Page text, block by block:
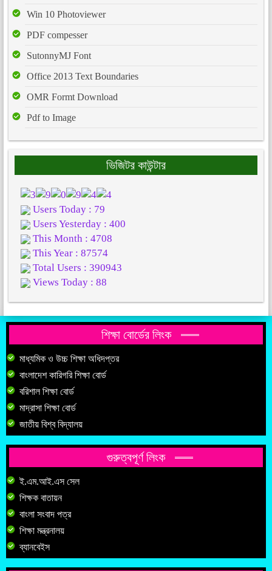
Win 10 Photoviewer
PDF compesser
SutonnyMJ Font
Office 2013 Text Boundaries
OMR Formt Download
Pdf to Image
ভিজিটর কাউন্টার
Users Today : 79
Users Yesterday : 400
This Month : 4708
This Year : 87574
Total Users : 390943
Views Today : 88
শিক্ষা বোর্ডের লিংক
মাধ্যমিক ও উচ্চ শিক্ষা অধিদপ্তর
বাংলাদেশ কারিগরি শিক্ষা বোর্ড
বরিশাল শিক্ষা বোর্ড
মাদ্রাসা শিক্ষা বোর্ড
জাতীয় বিশ্ব বিদ্যালয়
গুরুত্বপূর্ণ লিংক
ই.এম.আই.এস সেল
শিক্ষক বাতায়ন
বাংলা সংবাদ পত্র
শিক্ষা মন্ত্রনালয়
ব্যানবেইস